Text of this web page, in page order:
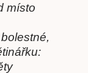
místo